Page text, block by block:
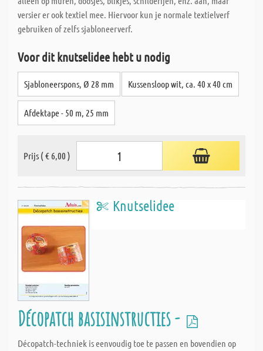
versier er ook textiel mee. Hiervoor kun je normale textielverf
gebruiken of zelfs sjabloneerverf.
Voor dit knutselidee hebt u nodig
Sjabloneerspons, Ø 28 mm Kussensloop wit, ca. 40 x 40 cm
Afdektape - 50 m, 25 mm
Prijs ( € 6,00 )
Knutselidee
Décopatch basisinstructies -
Décopatch-techniek is eenvoudig toe te passen en bovendien op